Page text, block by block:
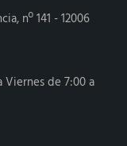
nº 141 - 12006
Viernes de 7:00 a